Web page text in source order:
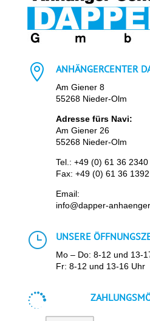
 ANHÄNGERCENTER
Am Giener 8
55268 Nieder-Olm
Adresse fürs Navi:
Am Giener 26
55268 Nieder-Olm
Tel.: +49 (0) 61 36 2340
Fax: +49 (0) 61 36 1392
Email:
info@dapper-
} UNSERE
Mo – Do: 8-12 und 13-
Fr: 8-12 und 13-16 Uhr
